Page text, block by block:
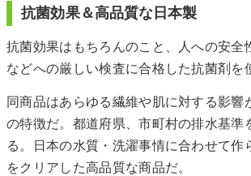
抗菌効果＆高品質な日本製
抗菌効果はもちろんのこと、人への安全
などへの厳しい検査に合格した抗菌剤を
同商品はあらゆる繊維や肌に対する影響
の特徴だ。都道府県、市町村の排水基準
る。日本の水質・洗濯事情に合わせて作
をクリアした高品質な商品だ。